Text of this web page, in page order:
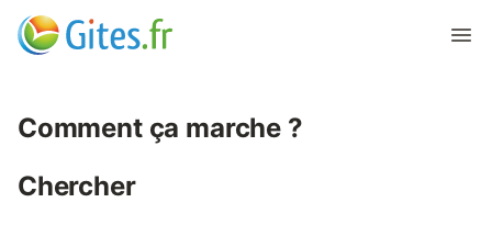
Comment ça marche ?
Chercher